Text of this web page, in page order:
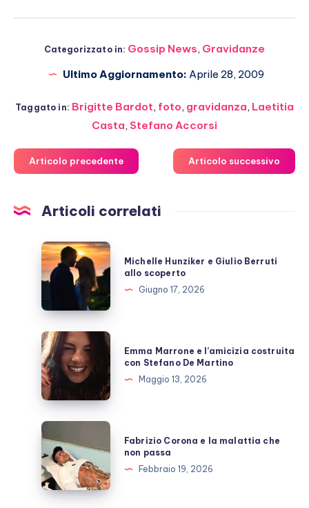
Categorizzato in: Gossip News, Gravidanze
Ultimo Aggiornamento: Aprile 28, 2009
Taggato in: Brigitte Bardot, foto, gravidanza, Laetitia
Casta, Stefano Accorsi
Articolo precedente Articolo successivo
Articoli correlati
Michelle
Hunziker
e
Berruti
allo
scoperto
Michelle Hunziker e Giulio Berruti
allo scoperto
Giugno 17, 2026
Emma
Marrone
e
l’amicizia
costruita
con
Stefano
De
Martino
Emma Marrone e l’amicizia costruita
con Stefano De Martino
Maggio 13, 2026
Fabrizio
Corona
e
la
malattia
Fabrizio Corona e la malattia che
non passa
Febbraio 19, 2026